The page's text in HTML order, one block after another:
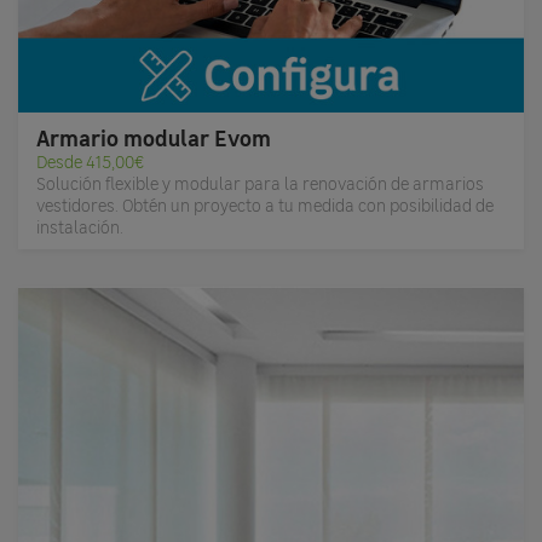
Armario modular Evom
Desde 415,00€
Solución flexible y modular para la renovación de armarios
vestidores. Obtén un proyecto a tu medida con posibilidad de
instalación.